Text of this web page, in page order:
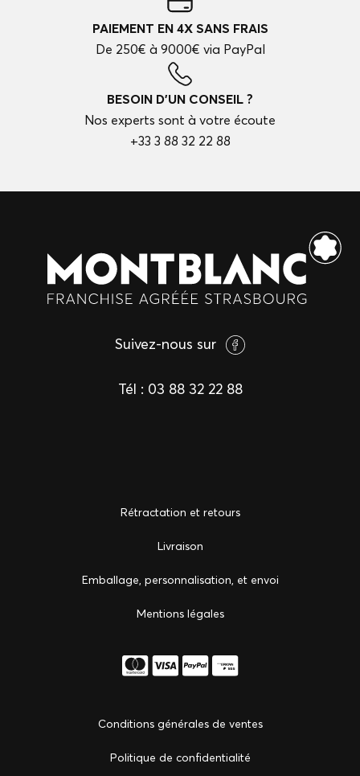
PAIEMENT EN 4X SANS FRAIS
De 250€ à 9000€ via PayPal
BESOIN D'UN CONSEIL ?
Nos experts sont à votre écoute
+33 3 88 32 22 88
Suivez-nous sur
Tél : 03 88 32 22 88
Rétractation et retours
Livraison
Emballage, personnalisation, et envoi
Mentions légales
Conditions générales de ventes
Politique de confidentialité